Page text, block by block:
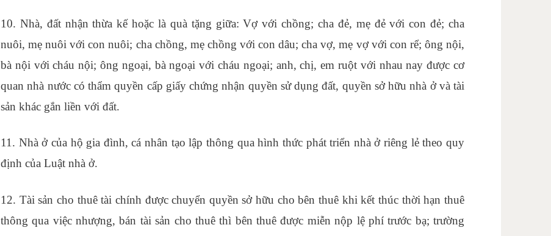
10. Nhà, đất nhận thừa kế hoặc là quà tặng giữa: Vợ với chồng; cha đẻ, mẹ đẻ với con đẻ; cha
nuôi, mẹ nuôi với con nuôi; cha chồng, mẹ chồng với con dâu; cha vợ, mẹ vợ với con rể; ông nội,
bà nội với cháu nội; ông ngoại, bà ngoại với cháu ngoại; anh, chị, em ruột với nhau nay được cơ
quan nhà nước có thẩm quyền cấp giấy chứng nhận quyền sử dụng đất, quyền sở hữu nhà ở và tài
sản khác gắn liền với đất.
11. Nhà ở của hộ gia đình, cá nhân tạo lập thông qua hình thức phát triển nhà ở riêng lẻ theo quy
định của Luật nhà ở.
12. Tài sản cho thuê tài chính được chuyển quyền sở hữu cho bên thuê khi kết thúc thời hạn thuê
thông qua việc nhượng, bán tài sản cho thuê thì bên thuê được miễn nộp lệ phí trước bạ; trường